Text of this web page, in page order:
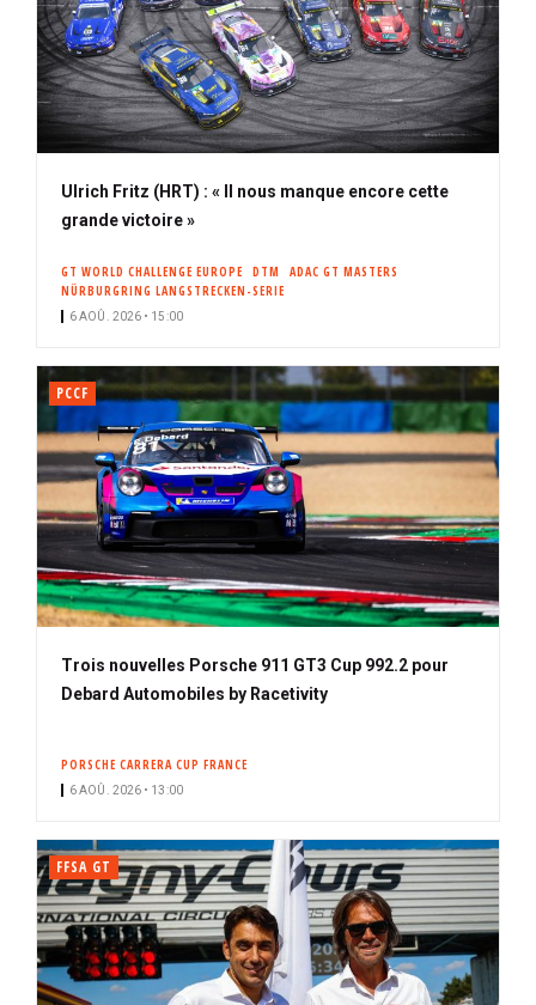
Ulrich Fritz (HRT) : « Il nous manque encore cette
grande victoire »
GT WORLD CHALLENGE EUROPE DTM
ADAC GT MASTERS
NÜRBURGRING LANGSTRECKEN-SERIE
6 AOÛ. 2026 • 15:00
PCCF
Trois nouvelles Porsche 911 GT3 Cup 992.2 pour
Debard Automobiles by Racetivity
PORSCHE CARRERA CUP FRANCE
6 AOÛ. 2026 • 13:00
FFSA GT